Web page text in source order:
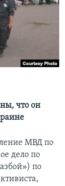
что он
МВД по
дело по
по